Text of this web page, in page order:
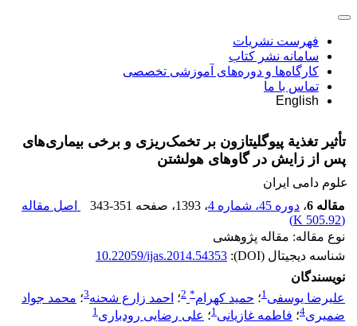
فهرست نشریات
سامانه نشر کتاب
کارگاه‌ها و دوره‌های آموزشی تخصصی
تماس با ما
English
تأثیر تغذیة پیوگلیتازون بر تخمک‌ریزی و برخی بیماری‌های
پس از زایش در گاوهای هولشتن
علوم دامی ایران
مقاله 6
، دوره 45، شماره 4 ، 1393 ، صفحه 343-351
اصل مقاله
(
505.92 K
)
نوع مقاله: مقاله پژوهشی
شناسه دیجیتال (DOI):
10.22059/ijas.2014.54353
نویسندگان
علیرضا یوسفی1؛ حمید کهرام*
2؛ احمد زارع شحنه3؛ محمد جواد
ضمیری4؛ فاطمه غازیانی1؛ علی رضایی رودباری1